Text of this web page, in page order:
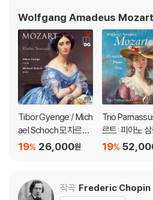
의 순간, 모차르트는 자신의 가장 가까
Wolfgang Amadeus Mozart
Tibor Gyenge / Mich
ael Schoch 모차르트:
바이올린 소나타집 (M
26,000원
19%
Trio
르트: 피아노
곡 (Mozart:
19%
작곡 Frederic Chopin